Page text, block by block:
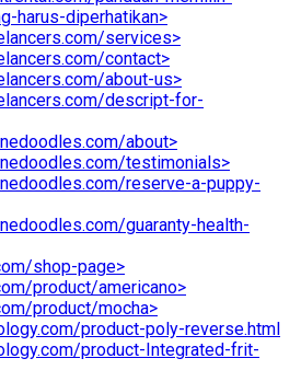
harus-diperhatikan>
services>
contact>
about-us>
descript-for-
about>
testimonials>
reserve-a-puppy-
guaranty-health-
shop-page>
product/americano>
product/mocha>
product-poly-reverse.html
product-Integrated-frit-